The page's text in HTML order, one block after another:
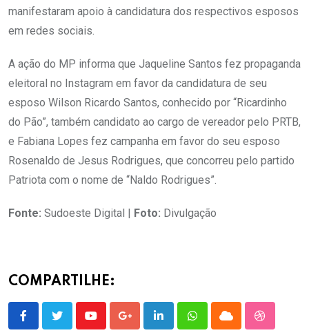
manifestaram apoio à candidatura dos respectivos esposos
em redes sociais.
A ação do MP informa que Jaqueline Santos fez propaganda
eleitoral no Instagram em favor da candidatura de seu
esposo Wilson Ricardo Santos, conhecido por “Ricardinho
do Pão”, também candidato ao cargo de vereador pelo PRTB,
e Fabiana Lopes fez campanha em favor do seu esposo
Rosenaldo de Jesus Rodrigues, que concorreu pelo partido
Patriota com o nome de “Naldo Rodrigues”.
Fonte: Sudoeste Digital | Foto: Divulgação
COMPARTILHE:
YoutubeGoogle+LinkedInWhatsappCloud